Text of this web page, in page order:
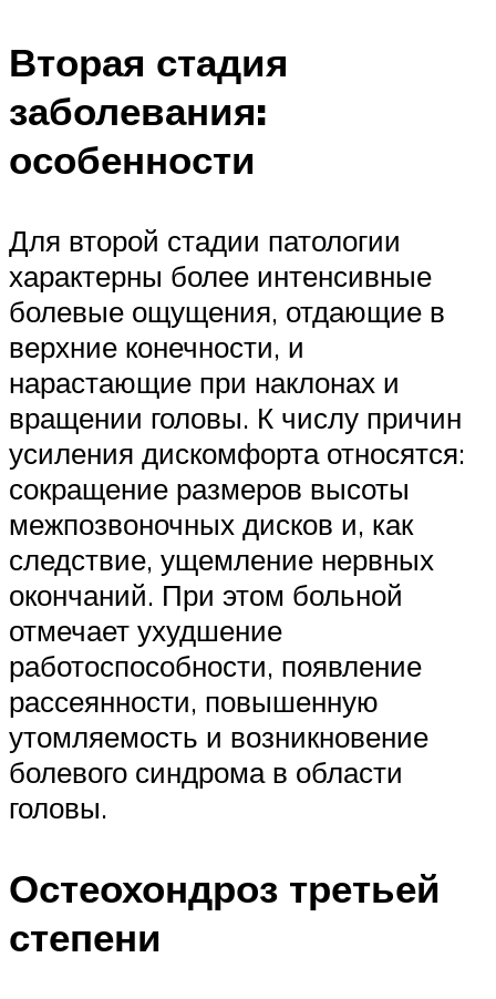
Вторая стадия
заболевания:
особенности
Для второй стадии патологии
характерны более интенсивные
болевые ощущения, отдающие в
верхние конечности, и
нарастающие при наклонах и
вращении головы. К числу причин
усиления дискомфорта относятся:
сокращение размеров высоты
межпозвоночных дисков и, как
следствие, ущемление нервных
окончаний. При этом больной
отмечает ухудшение
работоспособности, появление
рассеянности, повышенную
утомляемость и возникновение
болевого синдрома в области
головы.
Остеохондроз третьей
степени